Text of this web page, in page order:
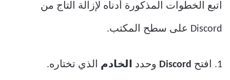
اتبع الخطوات المذكورة أدناه لإزالة التاج من
Discord على سطح المكتب.
1. افتح Discord وحدد الخادم الذي تختاره.